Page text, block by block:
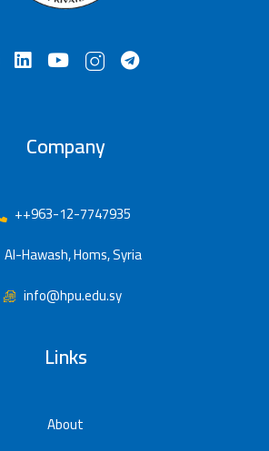
Company
++963-12-7747935
Al-Hawash, Homs, Syria
info@hpu.edu.sy
Links
About